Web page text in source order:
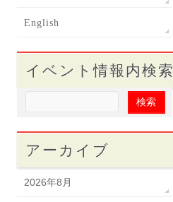
English
イベント情報内検索
アーカイブ
2026年8月